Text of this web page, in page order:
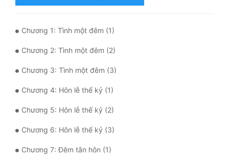
Kiếm Hiệp
Kỳ Huyễn
Chương 1: Tình một đêm (1)
Chương 2: Tình một đêm (2)
Chương 3: Tình một đêm (3)
Chương 4: Hôn lễ thế kỷ (1)
Chương 5: Hôn lễ thế kỷ (2)
Chương 6: Hôn lễ thế kỷ (3)
Chương 7: Đêm tân hôn (1)